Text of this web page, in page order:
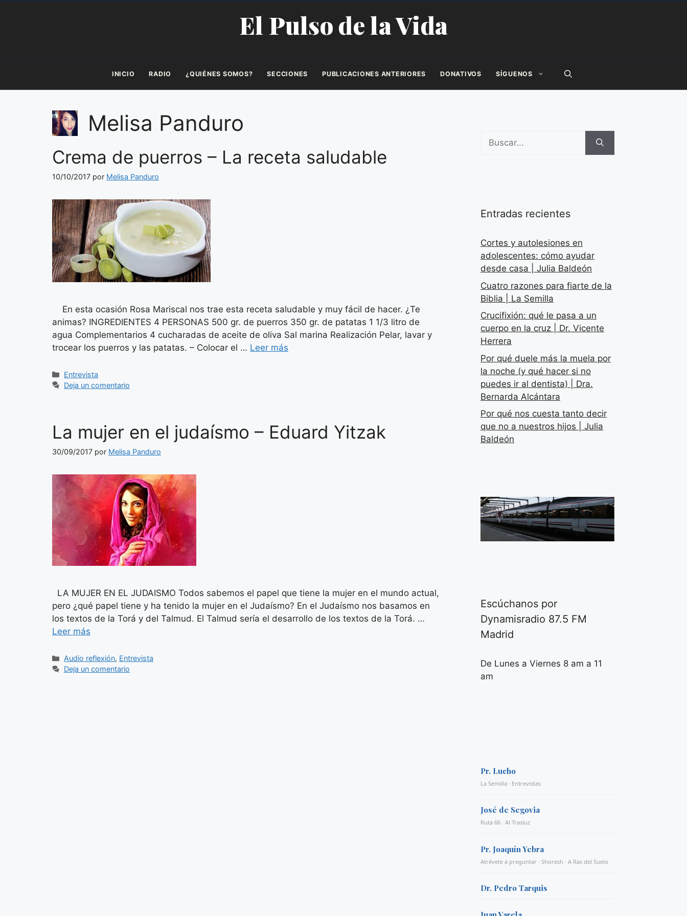
El Pulso de la Vida
INICIO RADIO ¿QUIÉNES SOMOS? SECCIONES PUBLICACIONES ANTERIORES DONATIVOS SÍGUENOS
Melisa Panduro
Crema de puerros – La receta saludable
10/10/2017 por Melisa Panduro
En esta ocasión Rosa Mariscal nos trae esta receta saludable y muy fácil de hacer. ¿Te
animas? INGREDIENTES 4 PERSONAS 500 gr. de puerros 350 gr. de patatas 1 1/3 litro de
agua Complementarios 4 cucharadas de aceite de oliva Sal marina Realización Pelar, lavar y
trocear los puerros y las patatas. – Colocar el … Leer más
Categorías
Entrevista
Deja un comentario
La mujer en el judaísmo – Eduard Yitzak
30/09/2017 por Melisa Panduro
LA MUJER EN EL JUDAISMO Todos sabemos el papel que tiene la mujer en el mundo actual,
pero ¿qué papel tiene y ha tenido la mujer en el Judaísmo? En el Judaísmo nos basamos en
los textos de la Torá y del Talmud. El Talmud sería el desarrollo de los textos de la Torá. …
Leer más
Categorías
Audio reflexión, Entrevista
Deja un comentario
Buscar:
Entradas recientes
Cortes y autolesiones en
adolescentes: cómo ayudar
desde casa | Julia Baldeón
Cuatro razones para fiarte de la
Biblia | La Semilla
Crucifixión: qué le pasa a un
cuerpo en la cruz | Dr. Vicente
Herrera
Por qué duele más la muela por
la noche (y qué hacer si no
puedes ir al dentista) | Dra.
Bernarda Alcántara
Por qué nos cuesta tanto decir
que no a nuestros hijos | Julia
Baldeón
Escúchanos por
Dynamisradio 87.5 FM
Madrid
De Lunes a Viernes 8 am a 11
am
Pr. Lucho
La Semilla · Entrevistas
José de Segovia
Ruta 66 · Al Trasluz
Pr. Joaquín Yebra
Atrévete a preguntar · Shoresh · A Ras del Suelo
Dr. Pedro Tarquis